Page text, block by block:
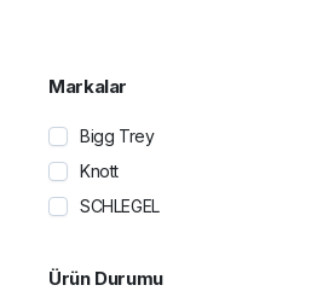
Markalar
Bigg Trey
Knott
SCHLEGEL
Ürün Durumu